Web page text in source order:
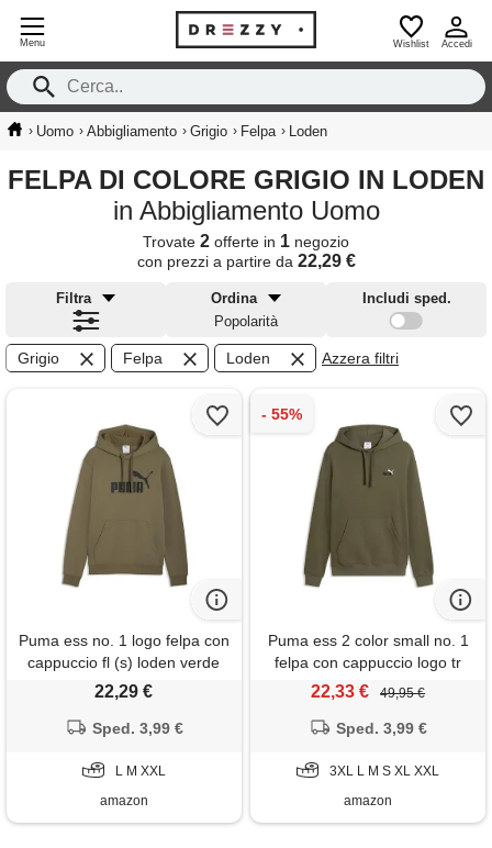
Menu Wishlist Accedi
› Uomo › Abbigliamento › Grigio › Felpa › Loden
FELPA DI COLORE GRIGIO IN LODEN
in Abbigliamento Uomo
Trovate 2 offerte in 1 negozio
con prezzi a partire da 22,29 €
Filtra
Ordina
Popolarità
Includi sped.
Grigio Felpa Loden Azzera filtri
Puma ess no. 1 logo felpa con
cappuccio fl (s) loden verde
22,29 €
Sped. 3,99 €
L M XXL
amazon
Puma ess 2 color small no. 1
felpa con cappuccio logo tr
loden verde
22,33 € 49,95 €
Sped. 3,99 €
3XL L M S XL XXL
amazon